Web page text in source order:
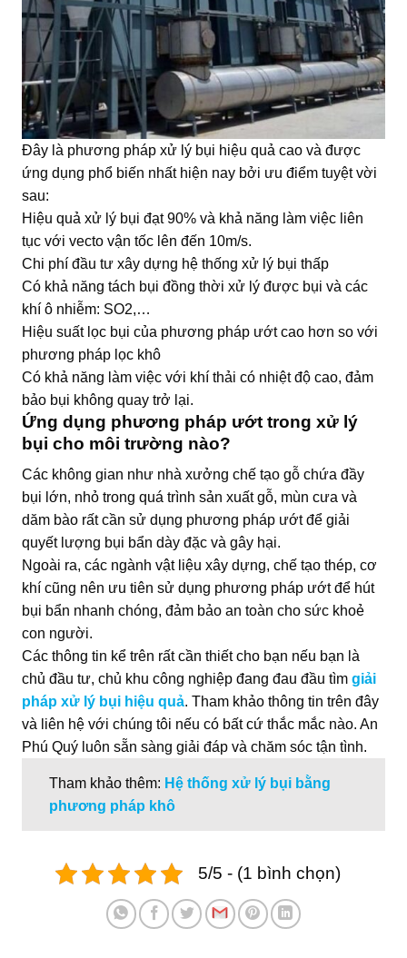
Đây là phương pháp xử lý bụi hiệu quả cao và được
ứng dụng phổ biến nhất hiện nay bởi ưu điểm tuyệt vời
sau:
Hiệu quả xử lý bụi đạt 90% và khả năng làm việc liên
tục với vecto vận tốc lên đến 10m/s.
Chi phí đầu tư xây dựng hệ thống xử lý bụi thấp
Có khả năng tách bụi đồng thời xử lý được bụi và các
khí ô nhiễm: SO2,…
Hiệu suất lọc bụi của phương pháp ướt cao hơn so với
phương pháp lọc khô
Có khả năng làm việc với khí thải có nhiệt độ cao, đảm
bảo bụi không quay trở lại.
Ứng dụng phương pháp ướt trong xử lý
bụi cho môi trường nào?
Các không gian như nhà xưởng chế tạo gỗ chứa đầy
bụi lớn, nhỏ trong quá trình sản xuất gỗ, mùn cưa và
dăm bào rất cần sử dụng phương pháp ướt để giải
quyết lượng bụi bẩn dày đặc và gây hại.
Ngoài ra, các ngành vật liệu xây dựng, chế tạo thép, cơ
khí cũng nên ưu tiên sử dụng phương pháp ướt để hút
bụi bẩn nhanh chóng, đảm bảo an toàn cho sức khoẻ
con người.
Các thông tin kể trên rất cần thiết cho bạn nếu bạn là
chủ đầu tư, chủ khu công nghiệp đang đau đầu tìm giải
pháp xử lý bụi hiệu quả. Tham khảo thông tin trên đây
và liên hệ với chúng tôi nếu có bất cứ thắc mắc nào. An
Phú Quý luôn sẵn sàng giải đáp và chăm sóc tận tình.
Tham khảo thêm: Hệ thống xử lý bụi bằng
phương pháp khô
5/5 - (1 bình chọn)